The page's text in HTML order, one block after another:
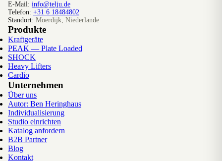
E-Mail: info@telju.de
Telefon: +31 6 18484802
Standort: Moerdijk, Niederlande
Produkte
Kraftgeräte
PEAK — Plate Loaded
SHOCK
Heavy Lifters
Cardio
Unternehmen
Über uns
Autor: Ben Heringhaus
Individualisierung
Studio einrichten
Katalog anfordern
B2B Partner
Blog
Kontakt